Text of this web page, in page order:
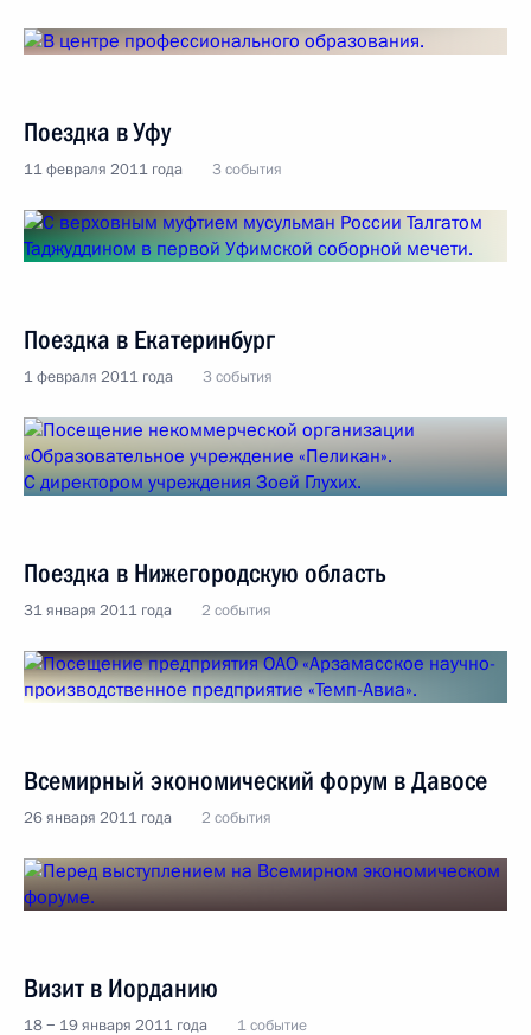
Поездка в Уфу
11 февраля 2011 года 3 события
Поездка в Екатеринбург
1 февраля 2011 года 3 события
Поездка в Нижегородскую область
31 января 2011 года 2 события
Всемирный экономический форум в Давосе
26 января 2011 года 2 события
Визит в Иорданию
18 − 19 января 2011 года 1 событие